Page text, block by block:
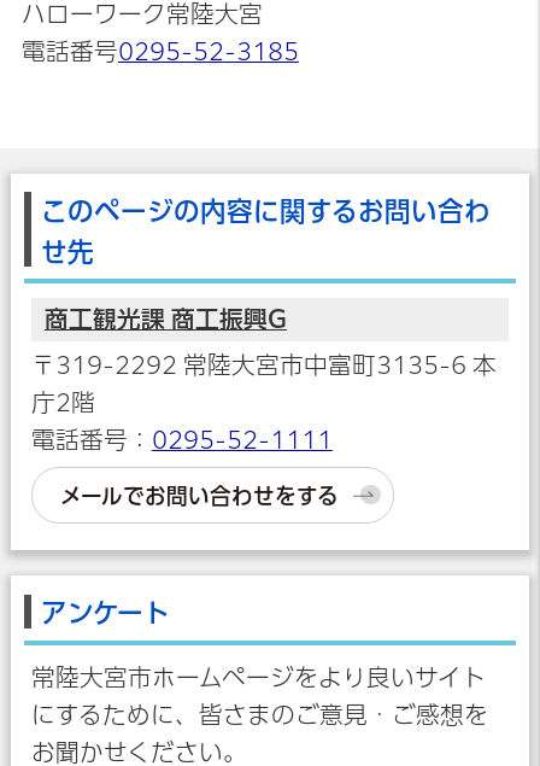
ハローワーク常陸大宮
電話番号0295-52-3185
このページの内容に関するお問い合わ
せ先
商工観光課 商工振興G
〒319-2292 常陸大宮市中富町3135-6 本
庁2階
電話番号： 0295-52-1111
メールでお問い合わせをする
アンケート
常陸大宮市ホームページをより良いサイト
にするために、皆さまのご意見・ご感想を
お聞かせください。